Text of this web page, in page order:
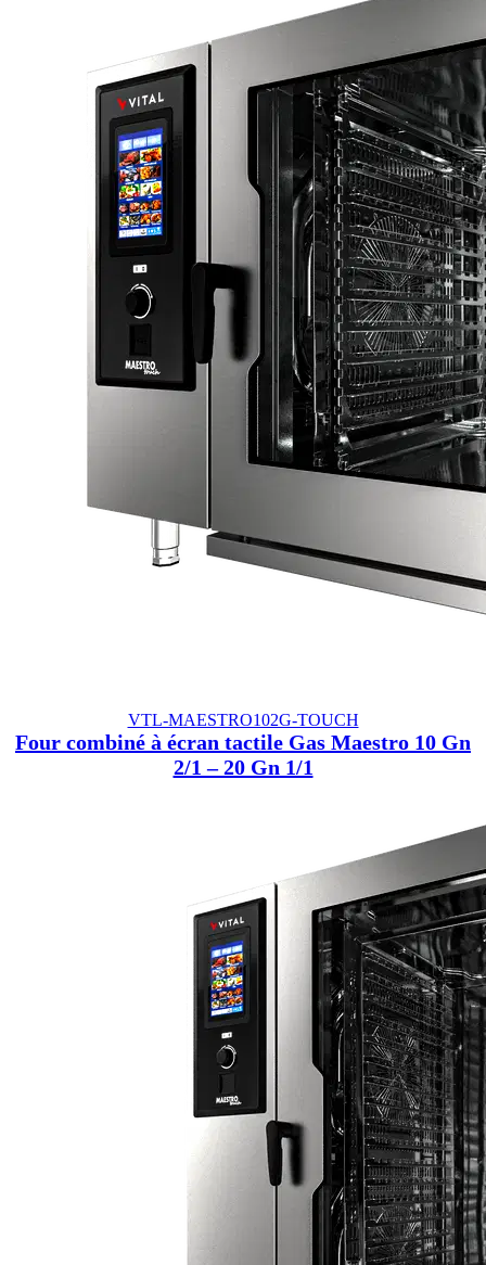
VTL-MAESTRO102G-TOUCH
Four combiné à écran tactile Gas Maestro 10 Gn
2/1 – 20 Gn 1/1